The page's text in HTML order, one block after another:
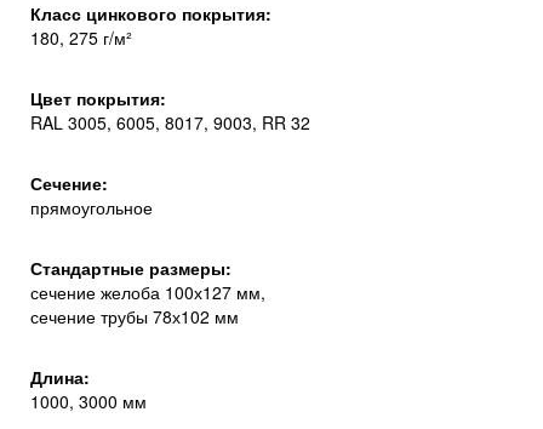
Класс цинкового покрытия:
180, 275 г/м²
Цвет покрытия:
RAL 3005, 6005, 8017, 9003, RR 32
Сечение:
прямоугольное
Стандартные размеры:
сечение желоба 100х127 мм,
сечение трубы 78х102 мм
Длина:
1000, 3000 мм